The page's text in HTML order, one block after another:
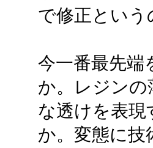
で修正とい
今一番最先端
か。レジンの
な透けを表
か。変態に